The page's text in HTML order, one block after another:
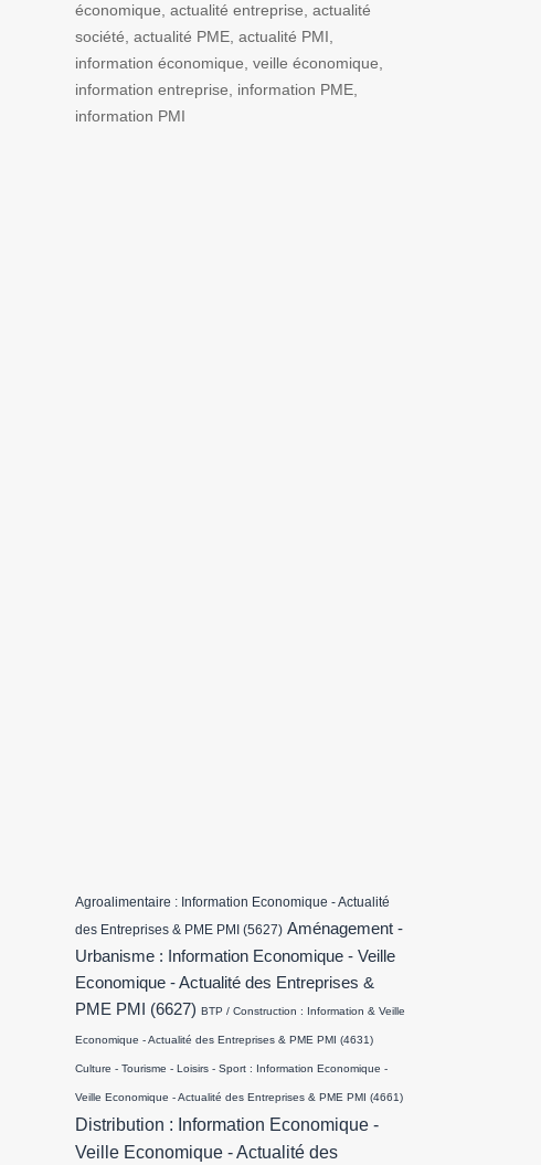
économique, actualité entreprise, actualité
société, actualité PME, actualité PMI,
information économique, veille économique,
information entreprise, information PME,
information PMI
Agroalimentaire : Information Economique - Actualité
des Entreprises & PME PMI (5627) Aménagement -
Urbanisme : Information Economique - Veille
Economique - Actualité des Entreprises &
PME PMI
(6627) BTP / Construction : Information & Veille
Economique - Actualité des Entreprises & PME PMI (4631)
Culture - Tourisme - Loisirs - Sport : Information Economique -
Veille Economique - Actualité des Entreprises & PME PMI (4661)
Distribution : Information Economique -
Veille Economique - Actualité des